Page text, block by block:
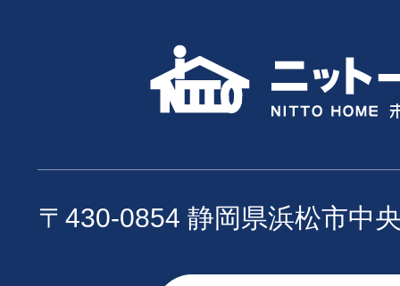
〒430-0854 静岡県浜松市中